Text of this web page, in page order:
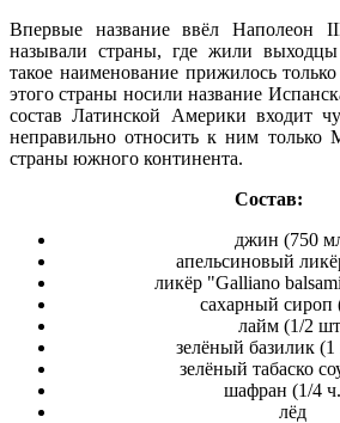
Впервые название ввёл Наполеон
называли страны, где жили
такое наименование прижилось
этого страны носили название
состав Латинской Америки входит
неправильно относить к ним
страны южного континента.
Состав:
джин (750
апельсиновый
ликёр "Galliano
cахарный сироп
лайм (1/2
зелёный базилик (1
зелёный табаско
шафран (1/4
лёд